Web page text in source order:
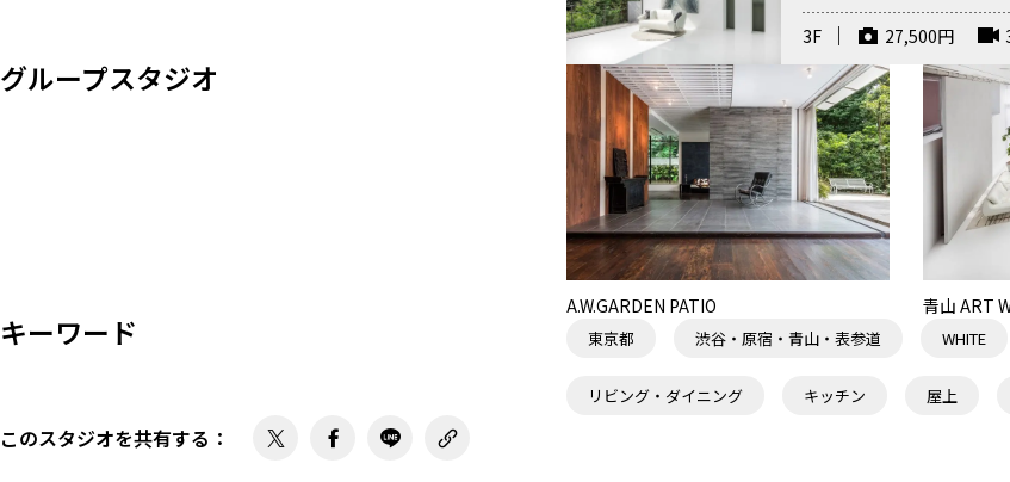
メイクルーム
3F 27,500円
グループスタジオ
A.W.GARDEN PATIO 青山 ART
キーワード 東京都 渋谷・原宿・青山・表参道 WHITE
リビング・ダイニング キッチン 屋上
このスタジオを共有する ：